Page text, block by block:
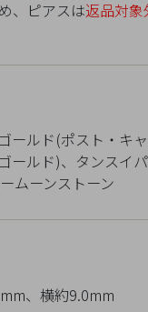
、ピアスは返品対象
ールド(ポスト・キ
ールド)、タンスイ
ムーンストーン
、横約9.0mm